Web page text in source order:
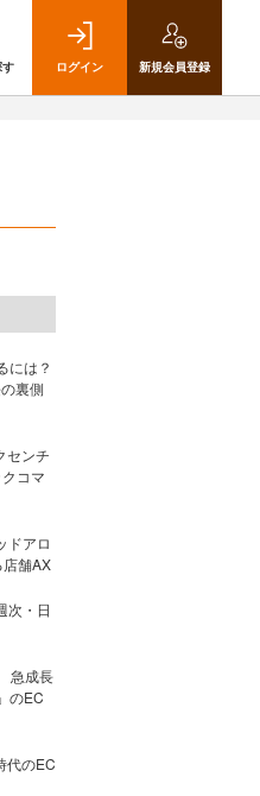
ログイン 新規会員登録
には？
裏側
センチ
コマ
ドアロ
店舗AX
次・日
急成長
のEC
代のEC